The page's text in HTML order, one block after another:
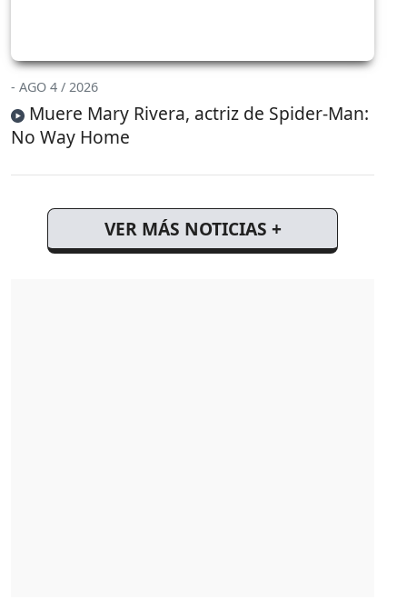
- AGO 4 / 2026
Muere Mary Rivera, actriz de Spider-Man:
No Way Home
VER MÁS NOTICIAS +